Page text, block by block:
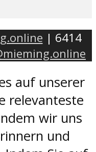
| 6414
auf unserer
relevanteste
wir uns
und